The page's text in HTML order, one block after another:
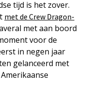
tijd is het zover.
met de Crew Dragon-
met aan boord
voor de
in negen jaar
gelanceerd met